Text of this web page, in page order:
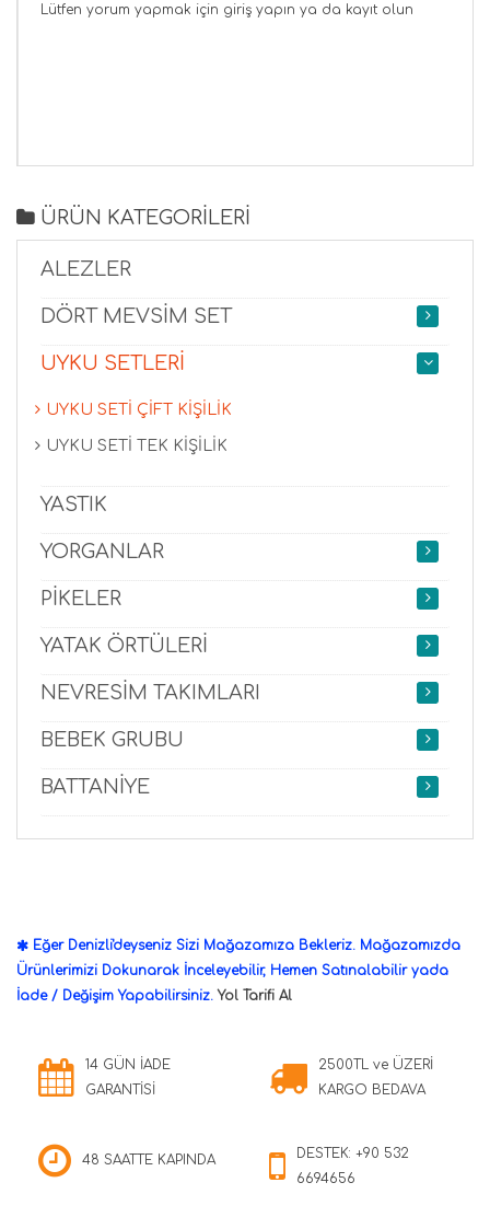
Lütfen yorum yapmak için giriş yapın ya da kayıt olun
ÜRÜN KATEGORİLERİ
ALEZLER
DÖRT MEVSİM SET
UYKU SETLERİ
UYKU SETİ ÇİFT KİŞİLİK
UYKU SETİ TEK KİŞİLİK
YASTIK
YORGANLAR
PİKELER
YATAK ÖRTÜLERİ
NEVRESİM TAKIMLARI
BEBEK GRUBU
BATTANİYE
Eğer Denizli'deyseniz Sizi Mağazamıza Bekleriz. Mağazamızda
Ürünlerimizi Dokunarak İnceleyebilir, Hemen Satınalabilir yada
İade / Değişim Yapabilirsiniz.Yol Tarifi Al
14 GÜN İADE
GARANTİSİ
2500TL ve ÜZERİ
KARGO BEDAVA
48 SAATTE KAPINDA
DESTEK: +90 532
6694656